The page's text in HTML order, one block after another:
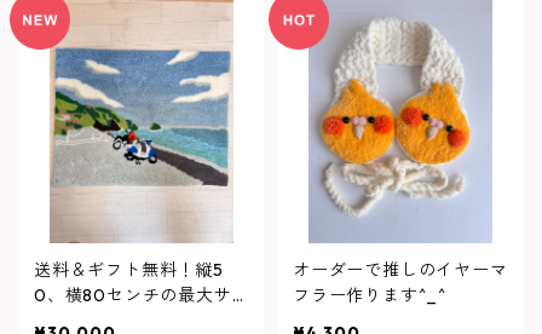
ます。モフモフ、フワフワ
なラグマット、インテリア
にも最適
ます。モフモフ、フワフワ
なラグマット、インテリア
にも最適
送料＆ギフト無料！縦5
0、横80センチの最大サ
オーダーで推しのイヤーマ
フラー作ります^_^